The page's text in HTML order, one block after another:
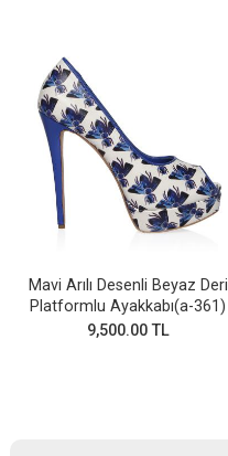
Mavi Arılı Desenli Beyaz Deri
Platformlu Ayakkabı(a-361)
9,500.00 TL